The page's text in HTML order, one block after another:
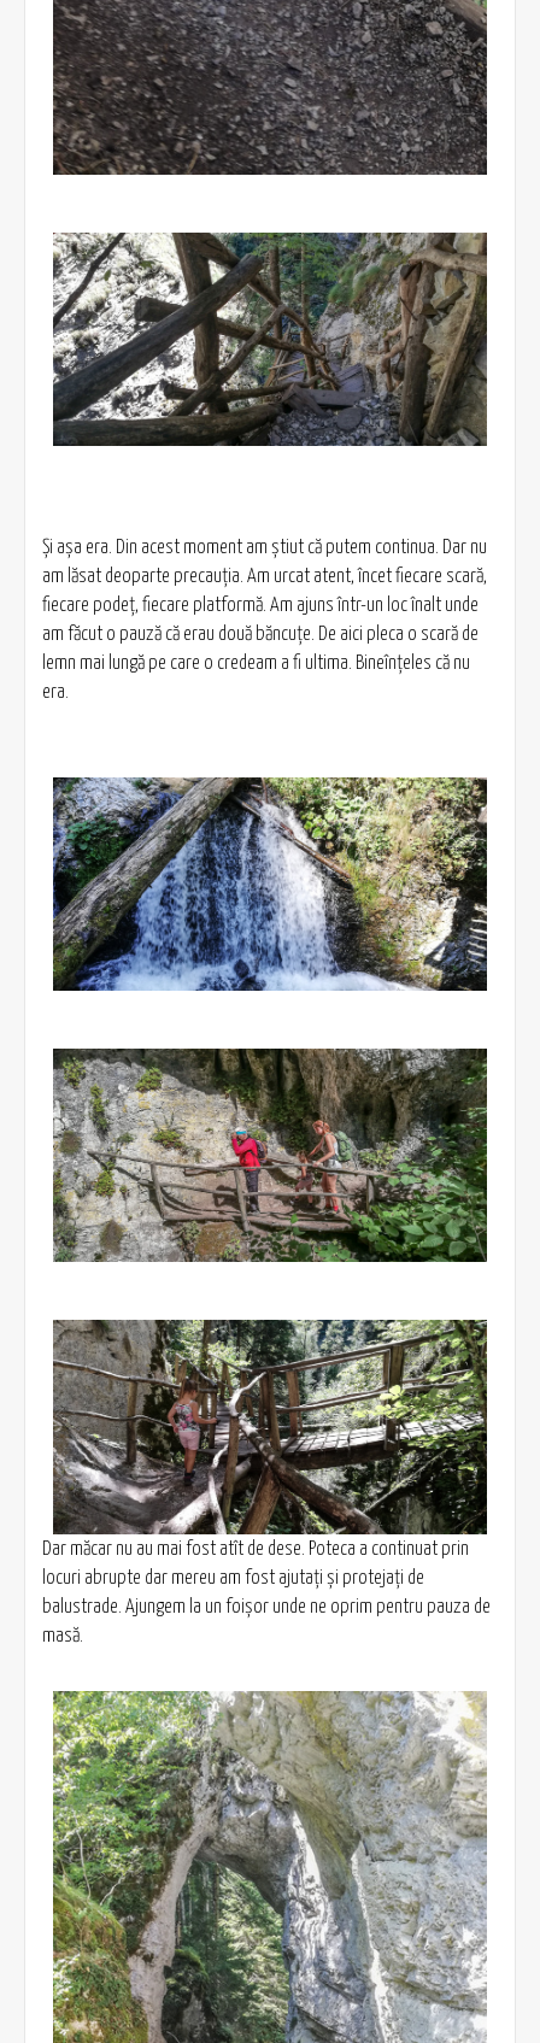
Și așa era. Din acest moment am știut că putem continua. Dar nu
am lăsat deoparte precauția. Am urcat atent, încet fiecare scară,
fiecare podeț, fiecare platformă. Am ajuns într-un loc înalt unde
am făcut o pauză că erau două băncuțe. De aici pleca o scară de
lemn mai lungă pe care o credeam a fi ultima. Bineînțeles că nu
era.
Dar măcar nu au mai fost atît de dese. Poteca a continuat prin
locuri abrupte dar mereu am fost ajutați și protejați de
balustrade. Ajungem la un foișor unde ne oprim pentru pauza de
masă.